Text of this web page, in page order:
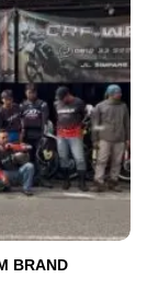
BRAND